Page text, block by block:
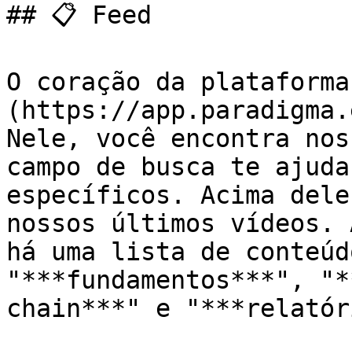
## 📋 Feed
O coração da
(https://
Nele, você encontra
campo de busca te
específicos. Acima
nossos últimos vídeos.
há uma lista de
"***fundamentos***",
chain***" e